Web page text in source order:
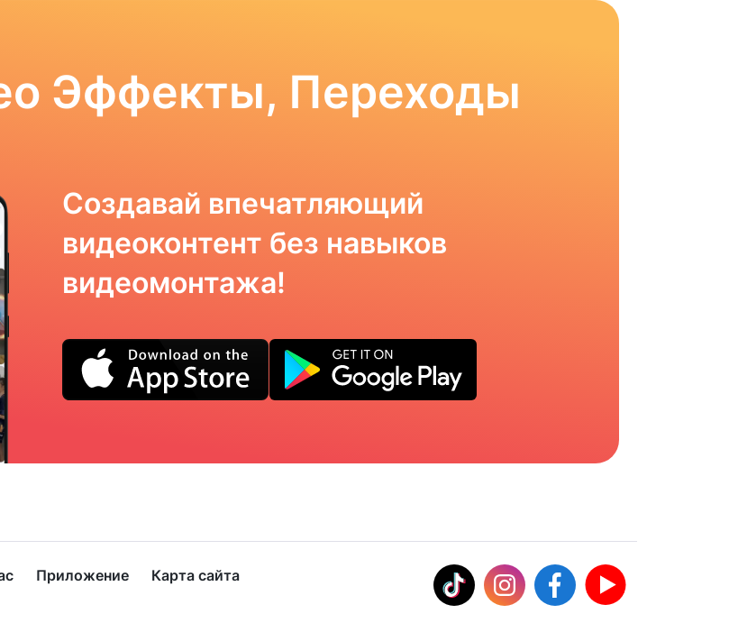
Эффекты, Переходы
Создавай впечатляющий
видеоконтент без навыков
видеомонтажа!
Приложение Карта сайта